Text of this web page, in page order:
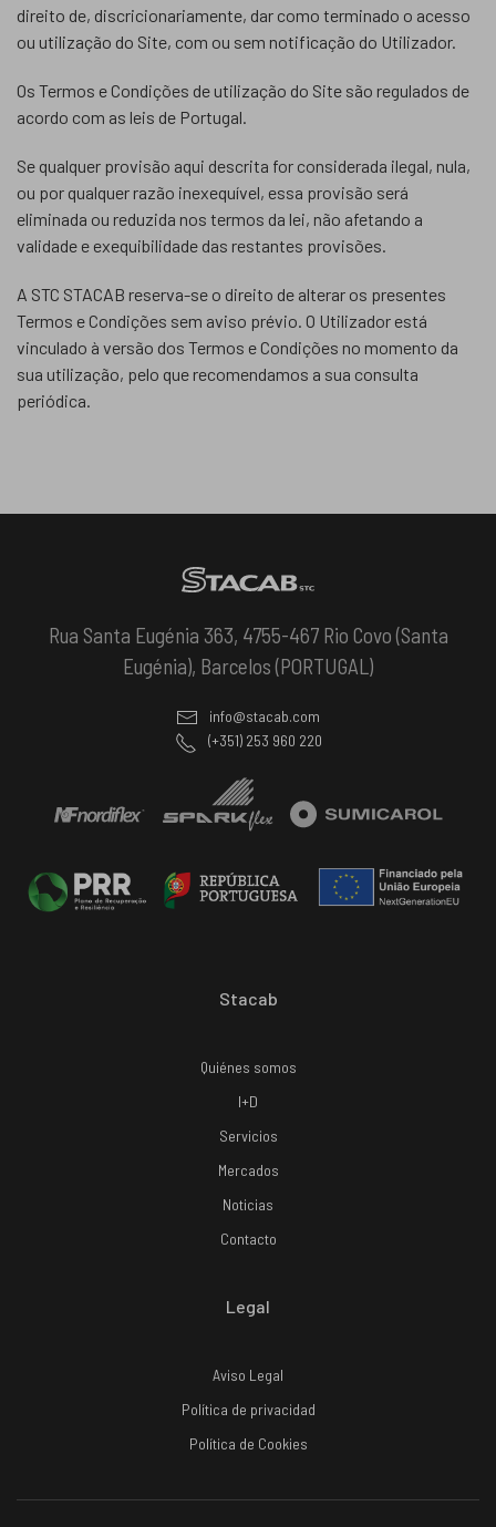
direito de, discricionariamente, dar como terminado o acesso
ou utilização do Site, com ou sem notificação do Utilizador.
Os Termos e Condições de utilização do Site são regulados de
acordo com as leis de Portugal.
Se qualquer provisão aqui descrita for considerada ilegal, nula,
ou por qualquer razão inexequível, essa provisão será
eliminada ou reduzida nos termos da lei, não afetando a
validade e exequibilidade das restantes provisões.
A STC STACAB reserva-se o direito de alterar os presentes
Termos e Condições sem aviso prévio. O Utilizador está
vinculado à versão dos Termos e Condições no momento da
sua utilização, pelo que recomendamos a sua consulta
periódica.
Rua Santa Eugénia 363, 4755-467 Rio Covo (Santa
Eugénia), Barcelos (PORTUGAL)
info@stacab.com
(+351) 253 960 220
Stacab
Quiénes somos
I+D
Servicios
Mercados
Noticias
Contacto
Legal
Aviso Legal
Política de privacidad
Política de Cookies